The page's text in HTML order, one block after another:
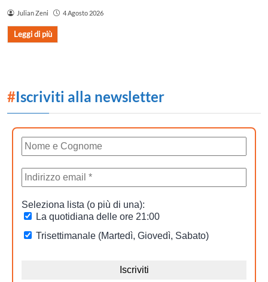
Julian Zeni 4 Agosto 2026
Leggi di più
#Iscriviti alla newsletter